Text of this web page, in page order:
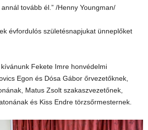
tovább él.” /Henny Youngman/
évfordulós születésnapjukat ünneplőket
Fekete Imre honvédelmi
Egon és Dósa Gábor őrvezetőknek,
Matus Zsolt szakaszvezetőnek,
és Kiss Endre törzsőrmesternek.